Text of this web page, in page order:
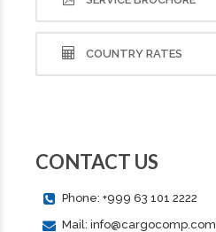
COUNTRY RATES
CONTACT US
Phone: +999 63 101 2222
Mail: info@cargocomp.com